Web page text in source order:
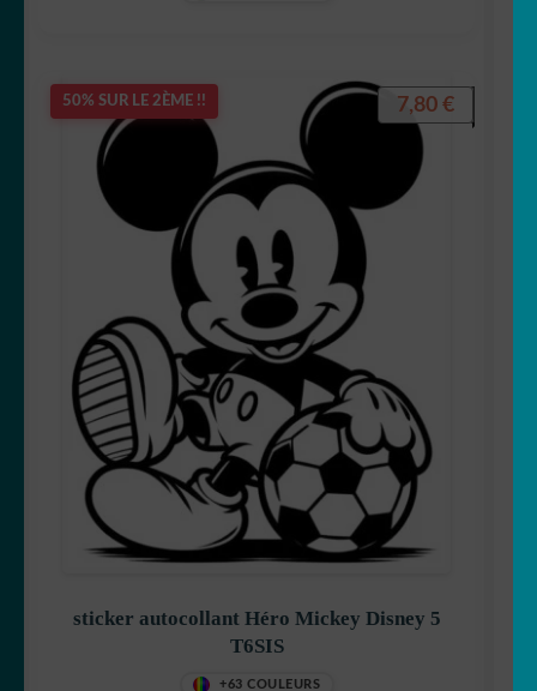
50% SUR LE 2ÈME !!
sticker autocollant Héro Mickey Disney 5
T6SIS
+63 COULEURS
7,80 €